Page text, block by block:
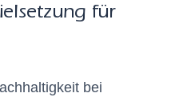
für
bei